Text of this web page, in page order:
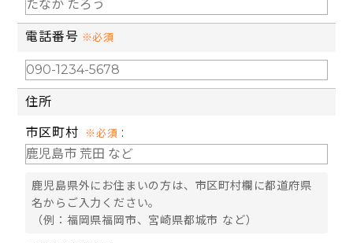
電話番号 ※必須
住所
市区町村 ※必須 :
鹿児島県外にお住まいの方は、市区町村欄に都道府県
名からご入力ください。
（例：福岡県福岡市、宮崎県都城市 など）